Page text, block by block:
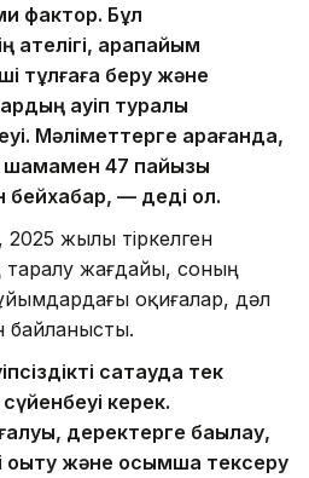
фактор. Бұл
қателігі, қарапайым
тұлғаға беру және
қауіп туралы
Мәліметтерге қарағанда,
47 пайызы
бейхабар, — деді ол.
жылы тіркелген
таралу жағдайы, соның
оқиғалар, дәл
байланысты.
сақтауда тек
керек.
деректерге бақылау,
оқыту және қосымша тексеру